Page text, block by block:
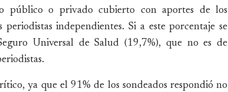
público o privado cubierto con aportes de los
independientes. Si a este porcentaje se
Universal de Salud (19,7%), que no es de
ya que el 91% de los sondeados respondió no